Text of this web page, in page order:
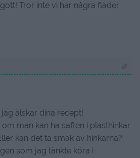
Tror inte vi har några fläder
älskar dina recept!
man kan ha saften i plasthinkar
kan det ta smak av hinkarna?
som jag tänkte köra i